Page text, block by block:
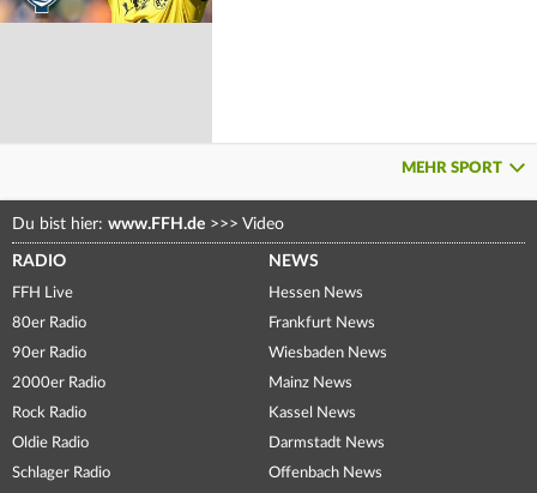
MEHR SPORT
Du bist hier: www.FFH.de >>> Video
RADIO
FFH Live
80er Radio
90er Radio
2000er Radio
Rock Radio
Oldie Radio
Schlager Radio
NEWS
Hessen News
Frankfurt News
Wiesbaden News
Mainz News
Kassel News
Darmstadt News
Offenbach News